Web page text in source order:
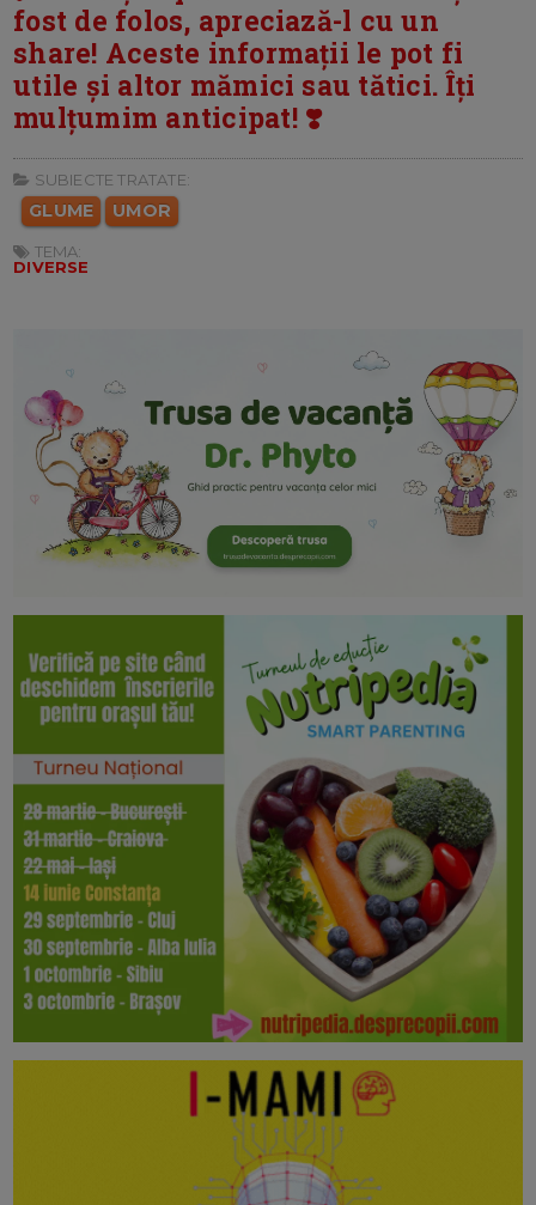
fost de folos, apreciază-l cu un
share! Aceste informații le pot fi
utile și altor mămici sau tătici. Îți
mulțumim anticipat! ❣️
SUBIECTE TRATATE:
GLUME UMOR
TEMA:
DIVERSE